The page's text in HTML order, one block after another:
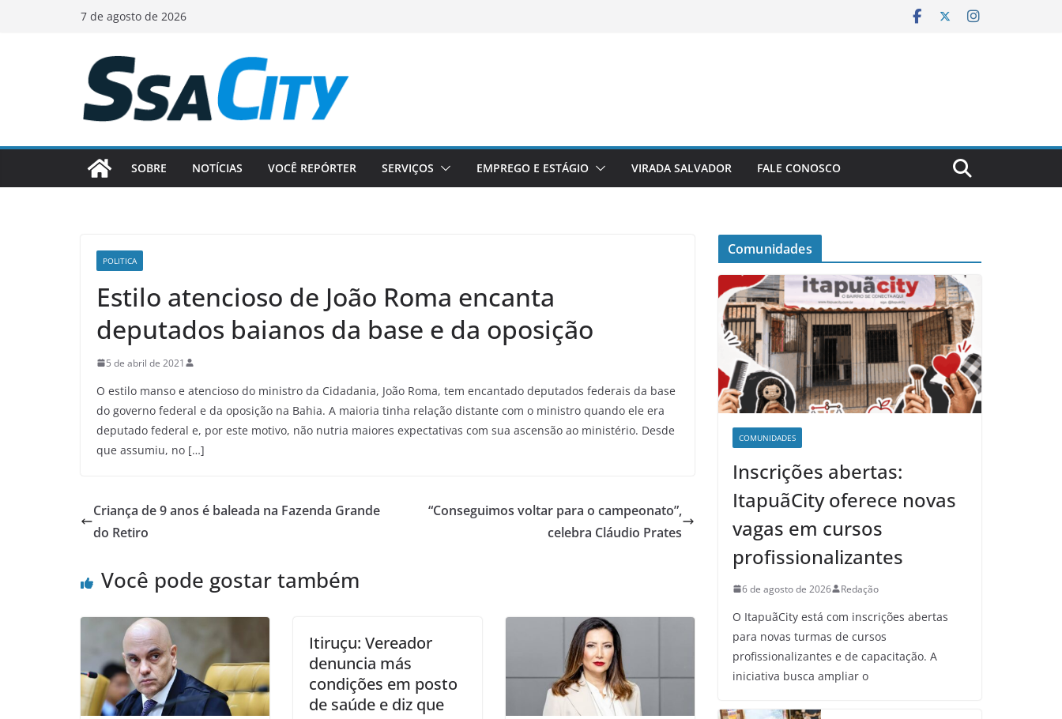
7 de agosto de 2026
SOBRE NOTÍCIAS VOCÊ REPÓRTER SERVIÇOS EMPREGO E ESTÁGIO VIRADA SALVADOR FALE CONOSCO
POLITICA
Estilo atencioso de João Roma encanta
deputados baianos da base e da oposição
5 de abril de 2021
O estilo manso e atencioso do ministro da Cidadania, João Roma, tem encantado deputados federais da base
do governo federal e da oposição na Bahia. A maioria tinha relação distante com o ministro quando ele era
deputado federal e, por este motivo, não nutria maiores expectativas com sua ascensão ao ministério. Desde
que assumiu, no […]
Criança de 9 anos é baleada na Fazenda Grande
do Retiro
“Conseguimos voltar para o campeonato”,
celebra Cláudio Prates
Você pode gostar também
Itiruçu: Vereador
denuncia más
condições em posto
de saúde e diz que
Comunidades
COMUNIDADES
Inscrições abertas:
ItapuãCity oferece novas
vagas em cursos
profissionalizantes
6 de agosto de 2026 Redação
O ItapuãCity está com inscrições abertas
para novas turmas de cursos
profissionalizantes e de capacitação. A
iniciativa busca ampliar o